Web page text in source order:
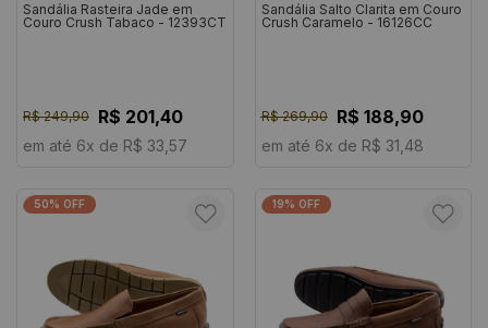
Sandália Rasteira Jade em
Couro Crush Tabaco - 12393CT
R$ 249,90 R$ 201,40
em até 6x de R$ 33,57
Sandália Salto Clarita em Couro
Crush Caramelo - 16126CC
R$ 269,90 R$ 188,90
em até 6x de R$ 31,48
50% OFF 19% OFF